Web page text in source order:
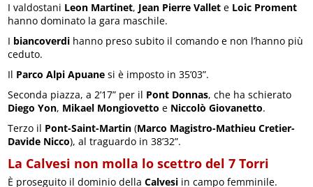
I valdostani Leon Martinet, Jean Pierre Vallet e Loic Proment
hanno dominato la gara maschile.
I biancoverdi hanno preso subito il comando e non l’hanno più
ceduto.
Il Parco Alpi Apuane si è imposto in 35’03”.
Seconda piazza, a 2’17” per il Pont Donnas, che ha schierato
Diego Yon, Mikael Mongiovetto e Niccolò Giovanetto.
Terzo il Pont-Saint-Martin (Marco Magistro-Mathieu Cretier-
Davide Nicco), al traguardo in 38’32”.
La Calvesi non molla lo scettro del 7 Torri
È proseguito il dominio dellaCalvesi in campo femminile.